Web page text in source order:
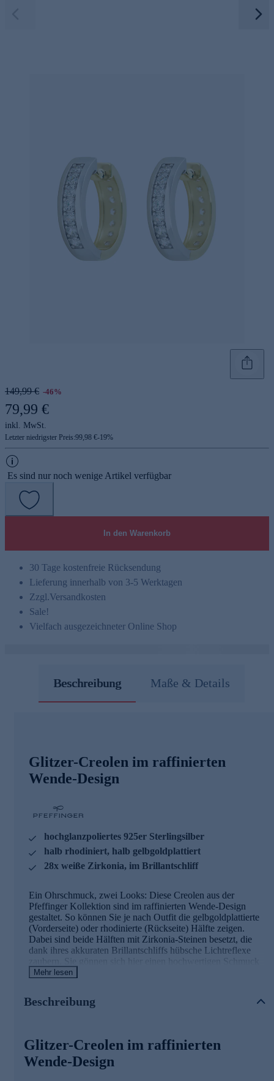
149,99 € -46%
79,99 €
inkl. MwSt.
Letzter niedrigster Preis:99,98 €-19%
Es sind nur noch wenige Artikel verfügbar
In den Warenkorb
30 Tage kostenfreie Rücksendung
Lieferung innerhalb von 3-5 Werktagen
Zzgl.Versandkosten
Sale!
Vielfach ausgezeichneter Online Shop
Beschreibung Maße & Details
Glitzer-Creolen im raffinierten
Wende-Design
hochglanzpoliertes 925er Sterlingsilber
halb rhodiniert, halb gelbgoldplattiert
28x weiße Zirkonia, im Brillantschliff
Ein Ohrschmuck, zwei Looks: Diese Creolen aus der
Pfeffinger Kollektion sind im raffinierten Wende-Design
gestaltet. So können Sie je nach Outfit die gelbgoldplattierte
(Vorderseite) oder rhodinierte (Rückseite) Hälfte zeigen.
Dabei sind beide Hälften mit Zirkonia-Steinen besetzt, die
dank ihres akkuraten Brillantschliffs hübsche Lichtreflexe
zaubern. Sie gönnen sich hier einen hochwertigen Schmuck
aus feinem Sterlingsilber (925).
Schmuck in geprüfter Qualität
Aus diesem Grund werden unsere Schmuckwaren von
unserer Qualitätssicherung und seitens des Lieferanten
strengsten Prüfprozessen unterzogen. Unter anderem gehört
Mehr lesen
Beschreibung
Glitzer-Creolen im raffinierten
Wende-Design